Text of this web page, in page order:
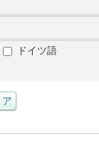
ドイツ語